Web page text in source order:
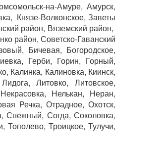
на-Амуре, Амурск,
Князе-Волконское, Заветы
район, Вяземский район,
район, Советско-Гаванский
Бичевая, Богородское,
Герби, Горин, Горный,
Калинка, Калиновка, Киинск,
Литовко, Литовское,
Нелькан, Неран,
Речка, Отрадное, Охотск,
Снежный, Согда, Соколовка,
Троицкое, Тулучи,